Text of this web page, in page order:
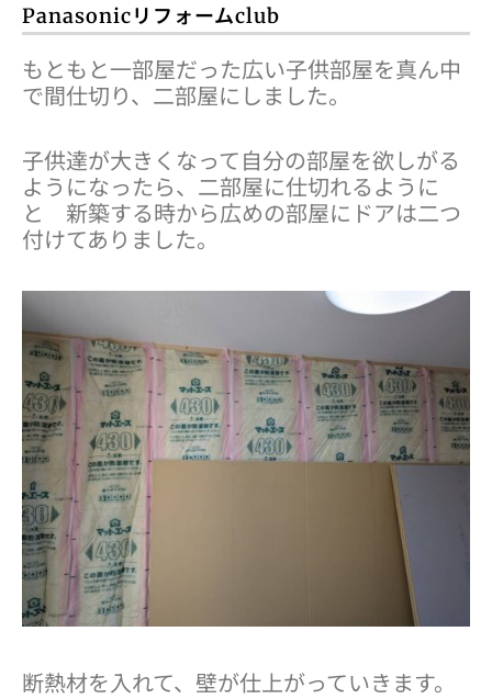
Panasonicリフォームclub
もともと一部屋だった広い子供部屋を真ん中
で間仕切り、二部屋にしました。
子供達が大きくなって自分の部屋を欲しがる
ようになったら、二部屋に仕切れるように
と 新築する時から広めの部屋にドアは二つ
付けてありました。
断熱材を入れて、壁が仕上がっていきます。